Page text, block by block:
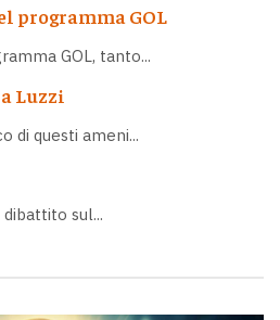
programma GOL
GOL, tanto...
Luzzi
di questi ameni...
sul...